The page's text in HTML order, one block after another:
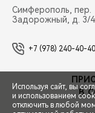
Симферополь, пер.
Задорожный, д. 3/4
+7 (978) 240-40-40
В
Используя сайт, вы
и использованием
отключить в любой